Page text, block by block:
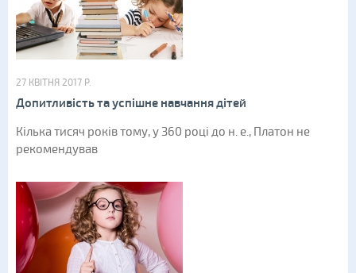
27 КВІТНЯ 2017 Р.
Допитливість та успішне навчання дітей
Кілька тисяч років тому, у 360 році до н. е., Платон не
рекомендував